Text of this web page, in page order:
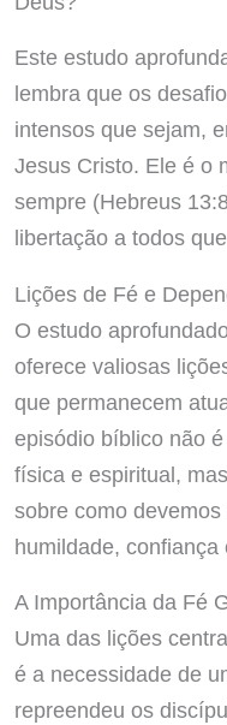
Este estudo
lembra que os
intensos que sejam,
Jesus Cristo. Ele é o
sempre (Hebreus
libertação a todos
Lições de Fé e
O estudo
oferece valiosas
que permanecem
episódio bíblico não
física e espiritual,
sobre como
humildade, confiança
A Importância da Fé
Uma das lições
é a necessidade de
repreendeu os